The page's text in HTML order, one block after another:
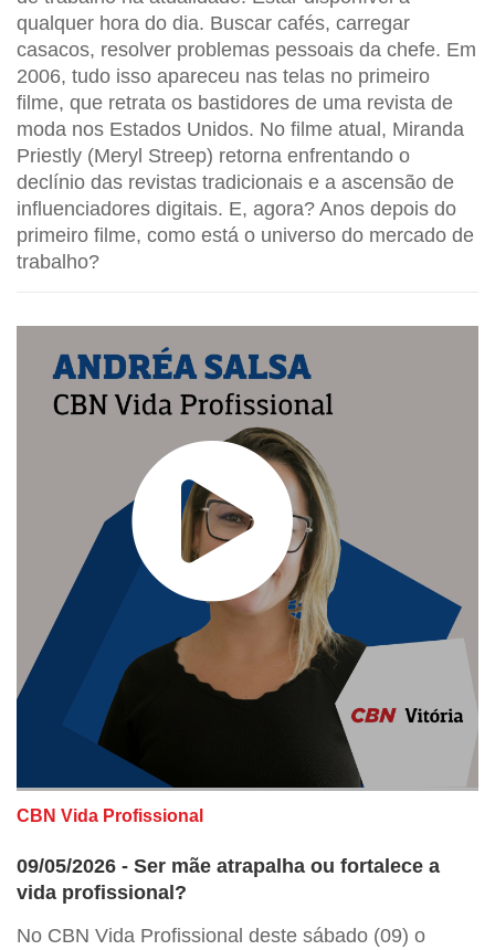
qualquer hora do dia. Buscar cafés, carregar
casacos, resolver problemas pessoais da chefe. Em
2006, tudo isso apareceu nas telas no primeiro
filme, que retrata os bastidores de uma revista de
moda nos Estados Unidos. No filme atual, Miranda
Priestly (Meryl Streep) retorna enfrentando o
declínio das revistas tradicionais e a ascensão de
influenciadores digitais. E, agora? Anos depois do
primeiro filme, como está o universo do mercado de
trabalho?
CBN Vida Profissional
09/05/2026 - Ser mãe atrapalha ou fortalece a
vida profissional?
No CBN Vida Profissional deste sábado (09) o